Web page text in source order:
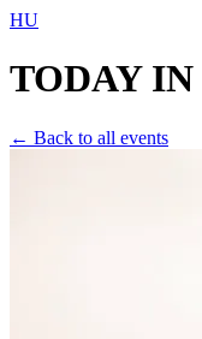
HU
TODAY IN
← Back to all events